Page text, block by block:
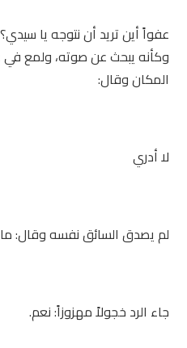
عفواً أين تريد أن نتوجه يا
وكأنه يبحث عن صوته، ولمع في
المكان وقال:
لا أدري
لم يصدق السائق نفسه وقال:
جاء الرد خجولاً مهزوزاً: نعم.